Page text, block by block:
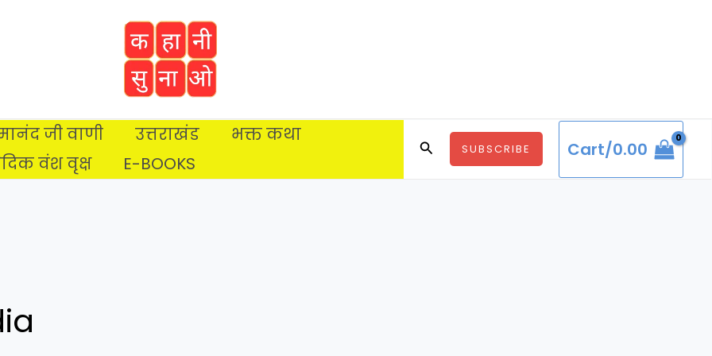
जी वाणी उत्तराखंड
भक्त कथा
वंश वृक्ष E-BOOKS
SearchSUBSCRIBE Cart/0.00